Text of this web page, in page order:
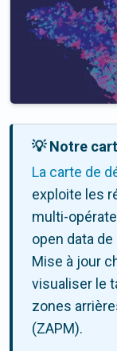
💡 Notre
La carte de
exploite les
multi-
open data
Mise à jour
visualiser le
zones
(ZAPM).